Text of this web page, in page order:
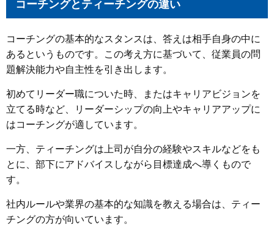
コーチングとティーチングの違い
コーチングの基本的なスタンスは、答えは相手自身の中に
あるというものです。この考え方に基づいて、従業員の問
題解決能力や自主性を引き出します。
初めてリーダー職についた時、またはキャリアビジョンを
立てる時など、リーダーシップの向上やキャリアアップに
はコーチングが適しています。
一方、ティーチングは上司が自分の経験やスキルなどをも
とに、部下にアドバイスしながら目標達成へ導くもので
す。
社内ルールや業界の基本的な知識を教える場合は、ティー
チングの方が向いています。